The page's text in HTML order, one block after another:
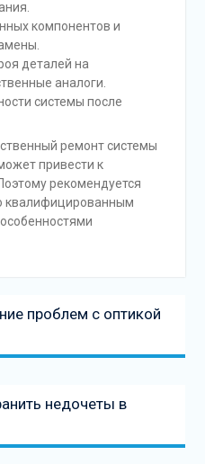
компонентов и
деталей на
аналоги.
системы после
ремонт системы
привести к
рекомендуется
квалифицированным
проблем с оптикой
недочеты в